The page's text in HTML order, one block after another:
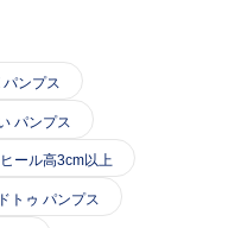
ンプス
パンプス
ール高3cm以上
トゥ パンプス